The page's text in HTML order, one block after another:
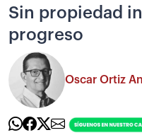
Sin propiedad
progreso
Oscar Ortiz